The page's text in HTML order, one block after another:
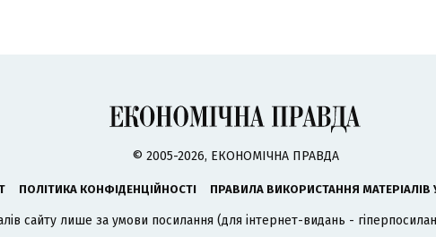
© 2005-2026, ЕКОНОМІЧНА ПРАВДА
ПОЛІТИКА КОНФІДЕНЦІЙНОСТІ ПРАВИЛА ВИКОРИСТАННЯ МАТЕРІАЛІВ
сайту лише за умови посилання (для інтернет-видань -